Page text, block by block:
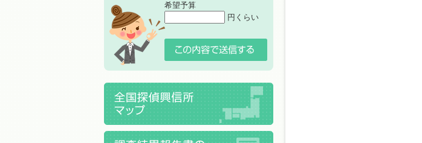
希望予算
円くらい